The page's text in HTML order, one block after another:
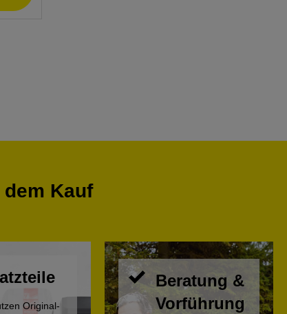
Kauf
Original-
Beratung &
Vorführung